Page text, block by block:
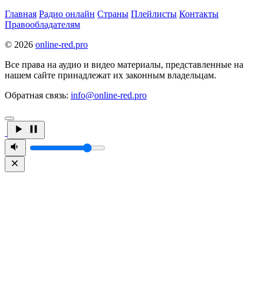
Главная Радио онлайн Страны Плейлисты Контакты
Правообладателям
© 2026 online-red.pro
Все права на аудио и видео материалы, представленные на
нашем сайте принадлежат их законным владельцам.
Обратная связь: info@online-red.pro